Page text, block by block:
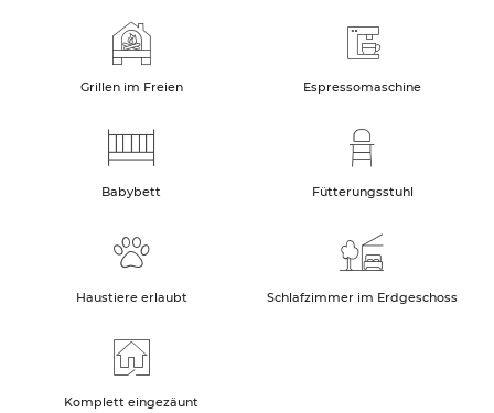
Grillen im Freien Espressomaschine
Babybett Fütterungsstuhl
Haustiere erlaubt Schlafzimmer im Erdgeschoss
Komplett eingezäunt